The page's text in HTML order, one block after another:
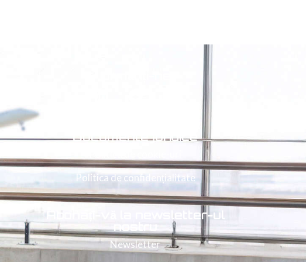
Documente juridice
Politica de confidențialitate
Abonați-vă la newsletter-ul
nostru
Newsletter